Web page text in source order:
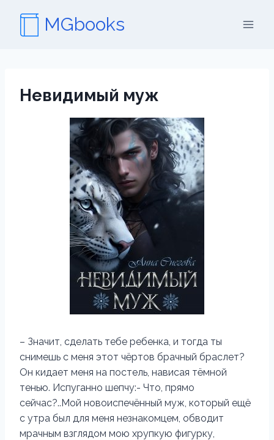
содержимому
MGbooks
Невидимый муж
– Значит, сделать тебе ребенка, и тогда ты
снимешь с меня этот чёртов брачный браслет?
Он кидает меня на постель, нависая тёмной
тенью. Испуганно шепчу:- Что, прямо
сейчас?..Мой новоиспечённый муж, который ещё
с утра был для меня незнакомцем, обводит
мрачным взглядом мою хрупкую фигурку,